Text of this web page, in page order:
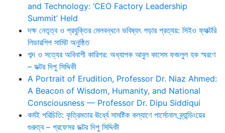
and Technology: ‘CEO Factory Leadership
Summit’ Held
দক্ষ নেতৃত্ব ও প্রযুক্তির মেলবন্ধনে ভবিষ্যৎ গড়ার প্রত্যয়: সিইও ফ্যাক্টরি
লিডারশিপ সামিট অনুষ্ঠিত
শব্দ ও সত্যের অবিনাশী কারিগর: অধ্যাপক আবুল কাসেম ফজলুল হক স্মরণে
– ডক্টর দিপু সিদ্দিকী
A Portrait of Erudition, Professor Dr. Niaz Ahmed:
A Beacon of Wisdom, Humanity, and National
Consciousness — Professor Dr. Dipu Siddiqui
কর্মই পরিচিতি: কৃত্রিমতার ঊর্ধ্বে সামষ্টিক কল্যাণে পার্সোনাল ব্র্যান্ডিংয়ের
গুরুত্ব – প্রফেসর ডক্টর দিপু সিদ্দিকী